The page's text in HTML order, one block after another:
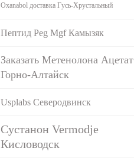
Oxanabol доставка Гусь-Хрустальный
Пептид Peg Mgf Камызяк
Заказать Метенолона Ацетат
Горно-Алтайск
Usplabs Северодвинск
Сустанон Vermodje
Кисловодск